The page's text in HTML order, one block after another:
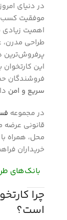
در دنیای
موفقیت
اهمیت زیادی
طراحی مدرن،
پرفروش‌ترین
این
فروشندگان
سریع و امن
در مجموعه
قانونی عرضه
محل، همراه
خریداران
بانک‌های
است؟